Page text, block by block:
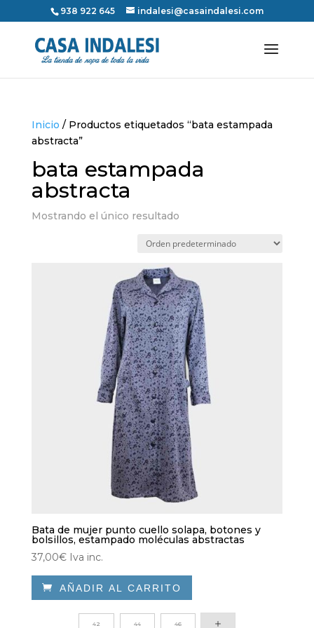
938 922 645 indalesi@casaindalesi.com
Inicio / Productos etiquetados “bata estampada
abstracta”
bata estampada
abstracta
Mostrando el único resultado
Bata de mujer punto cuello solapa, botones y
bolsillos, estampado moléculas abstractas
37,00€ Iva inc.
 AÑADIR AL CARRITO
42 44 46